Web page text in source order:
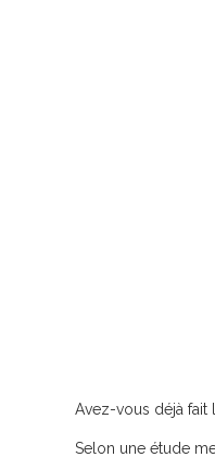
Avez-vous déjà
Selon une étude